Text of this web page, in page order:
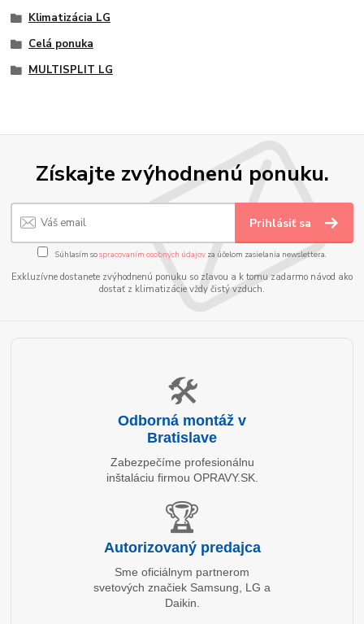
Klimatizácia LG
Celá ponuka
MULTISPLIT LG
Získajte zvýhodnenú ponuku.
Prihlásiť sa
Súhlasím sospracovaním osobných údajov za účelom zasielania newslettera.
Exkluzívne dostanete zvýhodnenú ponuku so zľavou a k tomu zadarmo návod ako
dostať z klimatizácie vždy čistý vzduch.
🛠️
Odborná montáž v
Bratislave
Zabezpečíme profesionálnu
inštaláciu firmou OPRAVY.SK.
🏆
Autorizovaný predajca
Sme oficiálnym partnerom
svetových značiek Samsung, LG a
Daikin.